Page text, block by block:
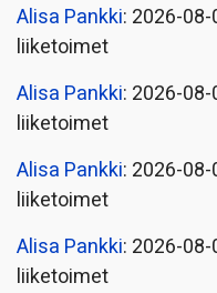
Alisa Pankki: 2026-
liiketoimet
Alisa Pankki: 2026-
liiketoimet
Alisa Pankki: 2026-
liiketoimet
Alisa Pankki: 2026-
liiketoimet